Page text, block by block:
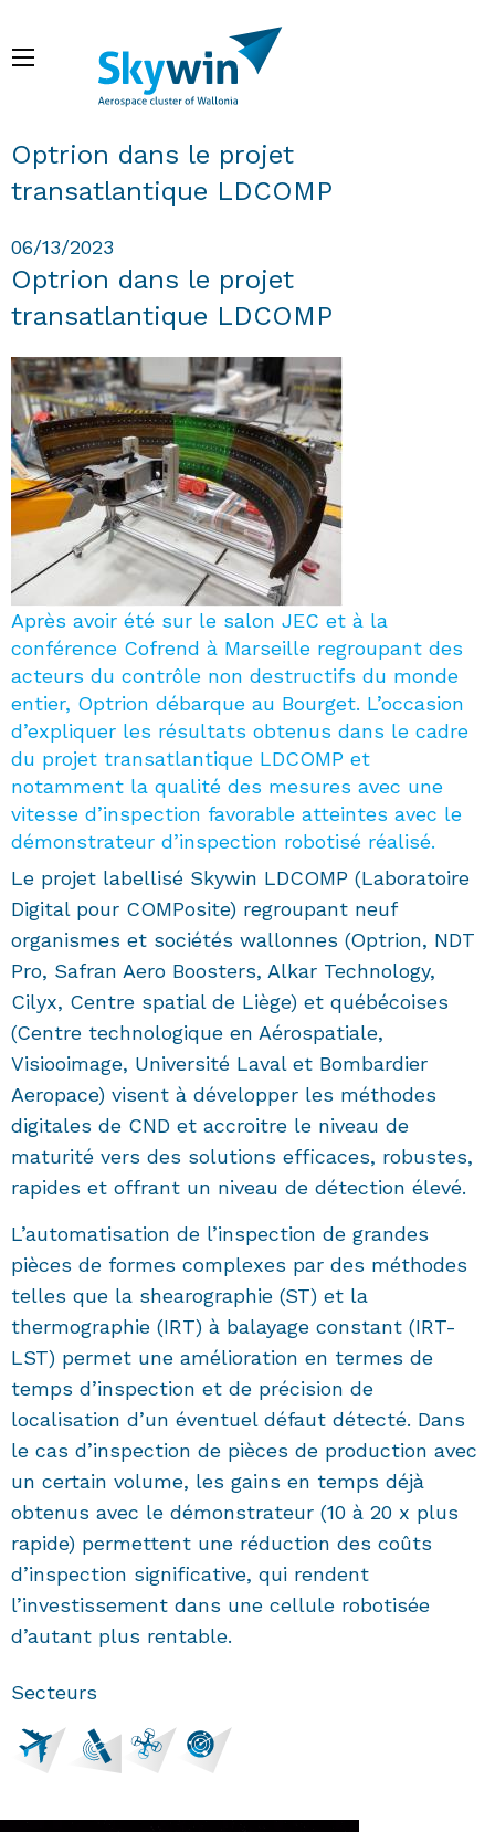
main
Breadcrumb
Optrion dans le projet
transatlantique LDCOMP
06/13/2023
Optrion dans le projet
transatlantique LDCOMP
Après avoir été sur le salon JEC et à la
conférence Cofrend à Marseille regroupant des
acteurs du contrôle non destructifs du monde
entier, Optrion débarque au Bourget. L’occasion
d’expliquer les résultats obtenus dans le cadre
du projet transatlantique LDCOMP et
notamment la qualité des mesures avec une
vitesse d’inspection favorable atteintes avec le
démonstrateur d’inspection robotisé réalisé.
Le projet labellisé Skywin LDCOMP (Laboratoire
Digital pour COMPosite) regroupant neuf
organismes et sociétés wallonnes (Optrion, NDT
Pro, Safran Aero Boosters, Alkar Technology,
Cilyx, Centre spatial de Liège) et québécoises
(Centre technologique en Aérospatiale,
Visiooimage, Université Laval et Bombardier
Aeropace) visent à développer les méthodes
digitales de CND et accroitre le niveau de
maturité vers des solutions efficaces, robustes,
rapides et offrant un niveau de détection élevé.
L’automatisation de l’inspection de grandes
pièces de formes complexes par des méthodes
telles que la shearographie (ST) et la
thermographie (IRT) à balayage constant (IRT-
LST) permet une amélioration en termes de
temps d’inspection et de précision de
localisation d’un éventuel défaut détecté. Dans
le cas d’inspection de pièces de production avec
un certain volume, les gains en temps déjà
obtenus avec le démonstrateur (10 à 20 x plus
rapide) permettent une réduction des coûts
d’inspection significative, qui rendent
l’investissement dans une cellule robotisée
d’autant plus rentable.
Secteurs